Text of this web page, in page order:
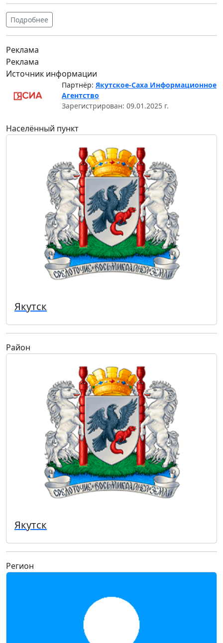
Подробнее
Реклама
Реклама
Источник информации
Партнёр: Якутское-Саха Информационное
Агентство
Зарегистрирован: 09.01.2025 г.
Населённый пункт
Якутск
Район
Якутск
Регион